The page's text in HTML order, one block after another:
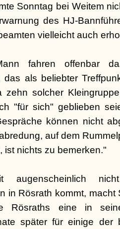
Sonntag bei Weitem
des HJ-
vielleicht auch
fahren offenbar
das als beliebter
zehn solcher
"für sich" geblieben
können nicht
auf dem
ist nichts zu bemerken."
augenscheinlich
in Rösrath kommt, macht
Rösraths eine in
später für einige der